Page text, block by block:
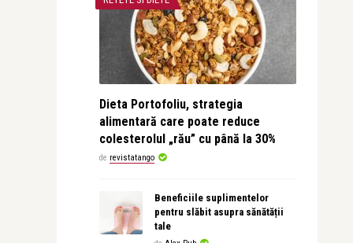
Dieta Portofoliu, strategia
alimentară care poate reduce
colesterolul „rău” cu până la 30%
de revistatango
Beneficiile suplimentelor
pentru slăbit asupra sănătății
tale